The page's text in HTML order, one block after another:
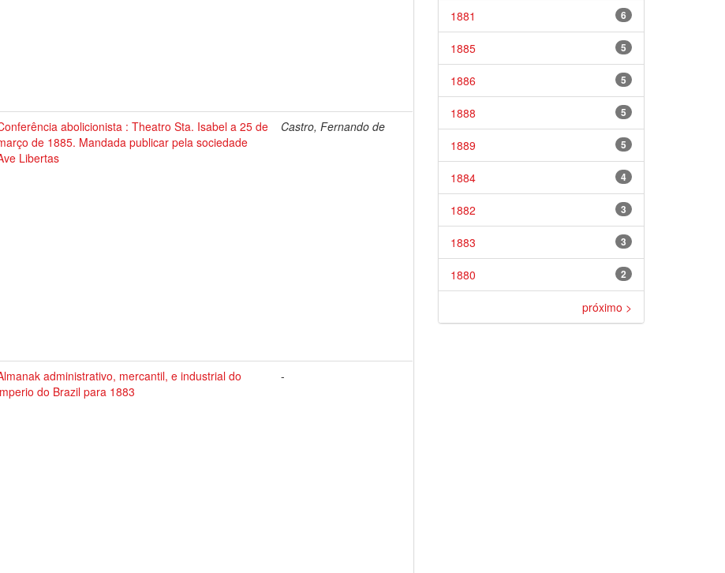
abolicionista : Theatro Sta. Isabel a 25 de
de 1885. Mandada publicar pela sociedade
Libertas
Castro, Fernando de
administrativo, mercantil, e industrial do
do Brazil para 1883
-
6
1881
5
1885
5
1886
5
1888
5
1889
4
1884
3
1882
3
1883
2
1880
próximo >